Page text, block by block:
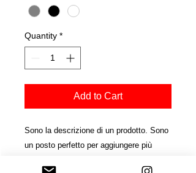
Quantity *
Add to Cart
Sono la descrizione di un prodotto. Sono
un posto perfetto per aggiungere più